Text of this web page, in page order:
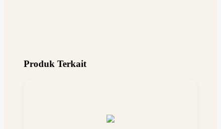
Produk Terkait